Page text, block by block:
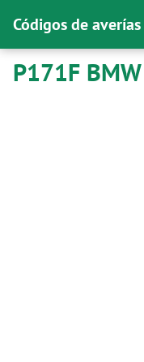
Códigos de averías
P171F BMW